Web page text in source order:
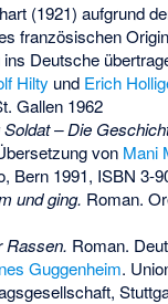
(1921) aufgrund
französischen
ins Deutsche
Hilty und Erich
Gallen 1962
– Die
von Mani
Bern 1991, ISBN 3-
und ging. Roman.
Rassen. Roman.
Guggenheim.